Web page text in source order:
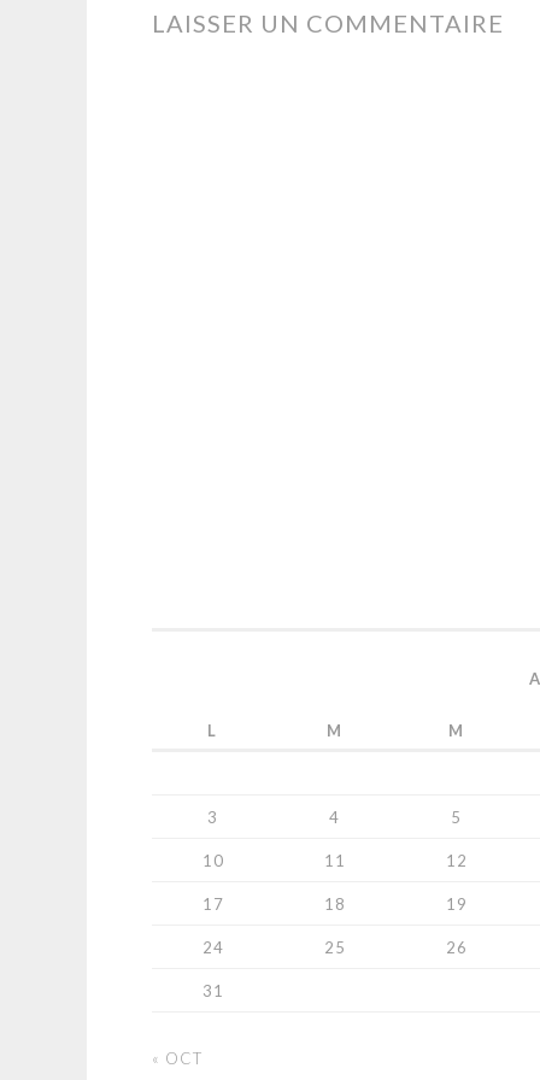
LAISSER UN COMMENTAIRE
L M M
3 4 5
10 11 12
17 18 19
24 25 26
31
« OCT